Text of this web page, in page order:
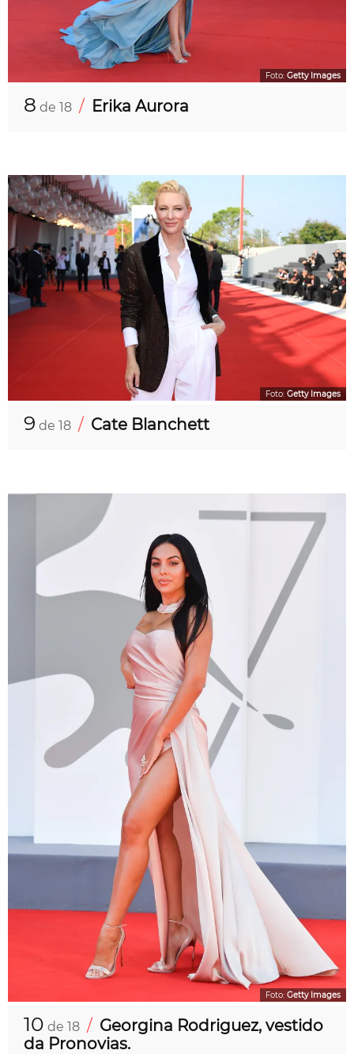
Foto: Getty Images
8 de 18 / Erika Aurora
Foto: Getty Images
9 de 18 / Cate Blanchett
Foto: Getty Images
10 de 18 / Georgina Rodriguez, vestido
da Pronovias.